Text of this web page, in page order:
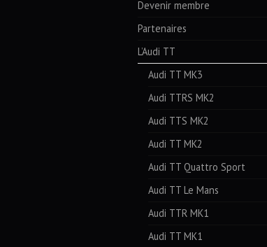
Devenir membre
Partenaires
L’Audi TT
Audi TT MK3
Audi TTRS MK2
Audi TTS MK2
Audi TT MK2
Audi TT Quattro Sport
Audi TT Le Mans
Audi TTR MK1
Audi TT MK1